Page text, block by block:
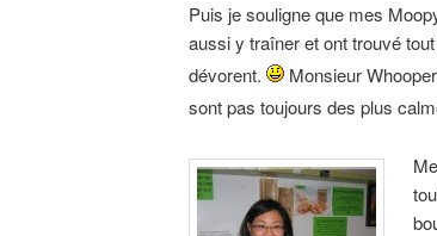
Puis je souligne que mes
aussi y traîner et ont trouvé
dévorent.
Monsieur
sont pas toujours des plus